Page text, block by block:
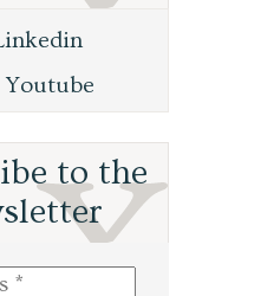
Youtube
to the